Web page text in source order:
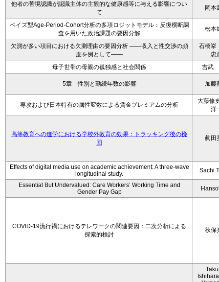
他者の苦境認識が認識主体の主観的な健康感等に与える影響につい
て
岡本
ベイズ型Age-Period-Cohort分析の多項ロジットモデル：反復横断調
査を用いた政治課題の要因分解
松本
欠測が多い項目における欠測理由の要因分析 ——収入と性交渉の頻
度を例として——
石橋挙
忠
母子世帯の母親の孤独感と社会関係
吉武
5章 性別と勤続年数の影響 加藤
専攻および日本特有の属性変数による賃金プレミアムの分析
大藤修
洋
高等教育への進学における学校外教育の効果：トラッキング後の挽
回
眞田
Effects of digital media use on academic achievement: A three-wave
longitudinal study.
Sachi
Essential But Undervalued: Care Workers’ Working Time and
Gender Pay Gap
COVID-19流行禍におけるテレワークの関連要因：二次分析による
探索的検討
秋保